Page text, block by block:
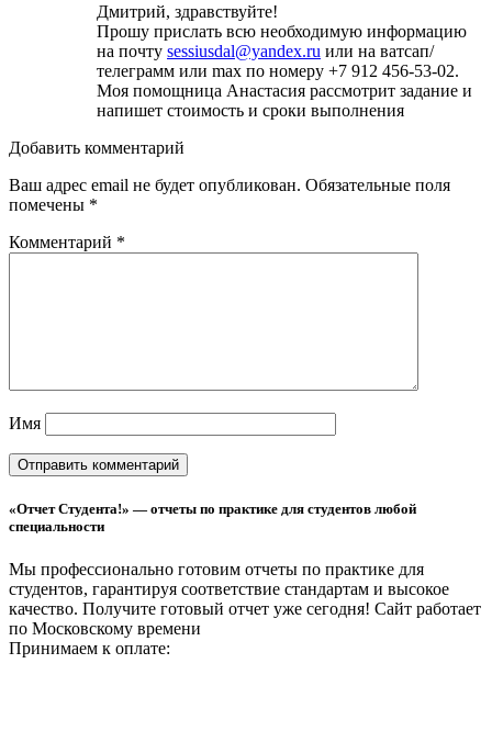
Дмитрий, здравствуйте!
Прошу прислать всю необходимую информацию
на почту sessiusdal@yandex.ru или на ватсап/
телеграмм или max по номеру +7 912 456-53-02.
Моя помощница Анастасия рассмотрит задание и
напишет стоимость и сроки выполнения
Добавить комментарий
Ваш адрес email не будет опубликован. Обязательные поля
помечены *
Комментарий *
Имя
«Отчет Студента!» — отчеты по практике для студентов любой
специальности
Мы профессионально готовим отчеты по практике для
студентов, гарантируя соответствие стандартам и высокое
качество. Получите готовый отчет уже сегодня! Сайт работает
по Московскому времени
Принимаем к оплате: